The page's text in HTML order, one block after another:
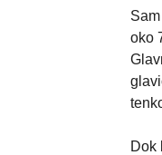
oko
Dok